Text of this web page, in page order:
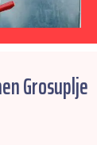
Grosuplje